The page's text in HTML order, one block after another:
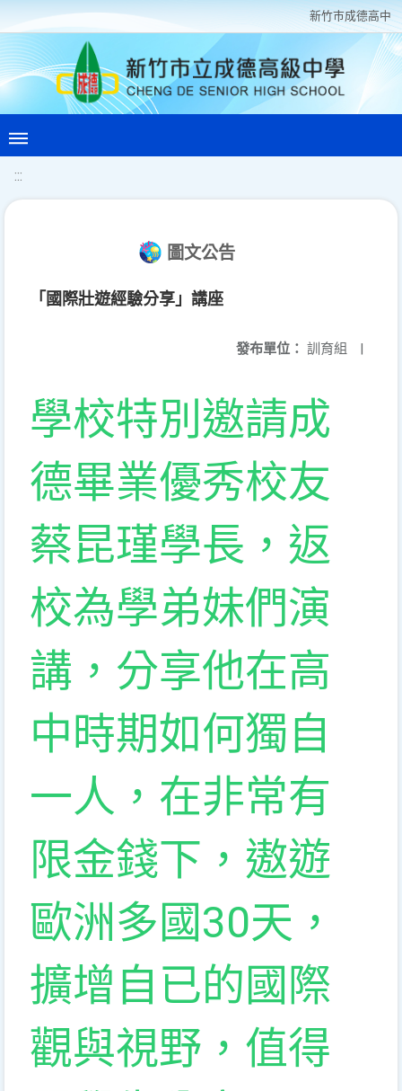
新竹巿成德高中
:::
圖文公告
「國際壯遊經驗分享」講座
發布單位： 訓育組 |
學校特別邀請成
德畢業優秀校友
蔡昆瑾學長，返
校為學弟妹們演
講，分享他在高
中時期如何獨自
一人，在非常有
限金錢下，遨遊
歐洲多國30天，
擴增自已的國際
觀與視野，值得